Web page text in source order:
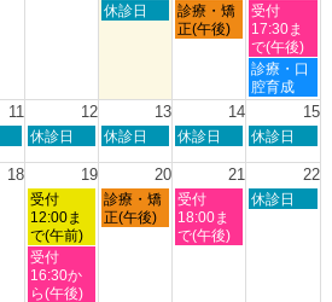
月
1st
2026
木
6th
休診日
金
曜
7th
診療・矯
正(午後)
土
曜
日,
8
月
8th
受付
17:30ま
で(午後)
土
曜
日,
月
診療・口
腔育成
11 12 13 14 15
水
8
月
12th
2026
休診日
木
8
月
13th
休診日
金
8
月
14th
2026
休診日
土
8
月
休診日
18 19 20 21 22
水
曜
日,
8
月
19th
受付
12:00ま
で(午前)
木
曜
診療・矯
正(午後)
金
曜
日,
受付
18:00ま
で(午後)
土
休診日
水
曜
日,
受付
16:30か
ら(午後)